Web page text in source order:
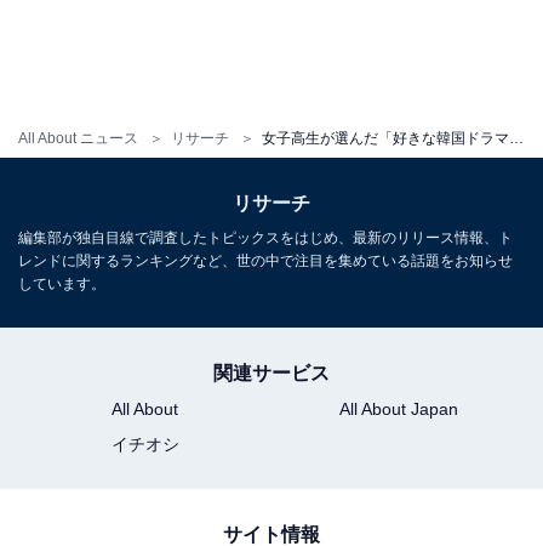
All About ニュース リサーチ
リサーチ
編集部が独自目線で調査したトピックスをはじめ、最新のリリース情報、ト
レンドに関するランキングなど、世の中で注目を集めている話題をお知らせ
しています。
関連サービス
All About
All About Japan
イチオシ
サイト情報